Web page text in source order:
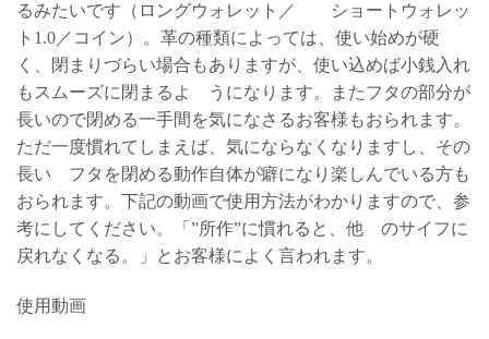
るみたいです（ロングウォレット／ ショートウォレッ
ト1.0／コイン）。革の種類によっては、使い始めが硬
く、閉まりづらい場合もありますが、使い込めば小銭入れ
もスムーズに閉まるよ うになります。またフタの部分が
長いので閉める一手間を気になさるお客様もおられます。
ただ一度慣れてしまえば、気にならなくなりますし、その
長い フタを閉める動作自体が癖になり楽しんでいる方も
おられます。下記の動画で使用方法がわかりますので、参
考にしてください。「”所作”に慣れると、他 のサイフに
戻れなくなる。」とお客様によく言われます。
使用動画